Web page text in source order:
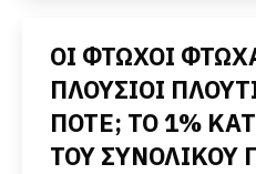
ΟΙ ΦΤΩΧΟΙ
ΠΛΟΥΣΙΟΙ
ΠΟΤΕ; TO 1%
ΤΟΥ ΣΥΝΟΛΙΚΟΥ